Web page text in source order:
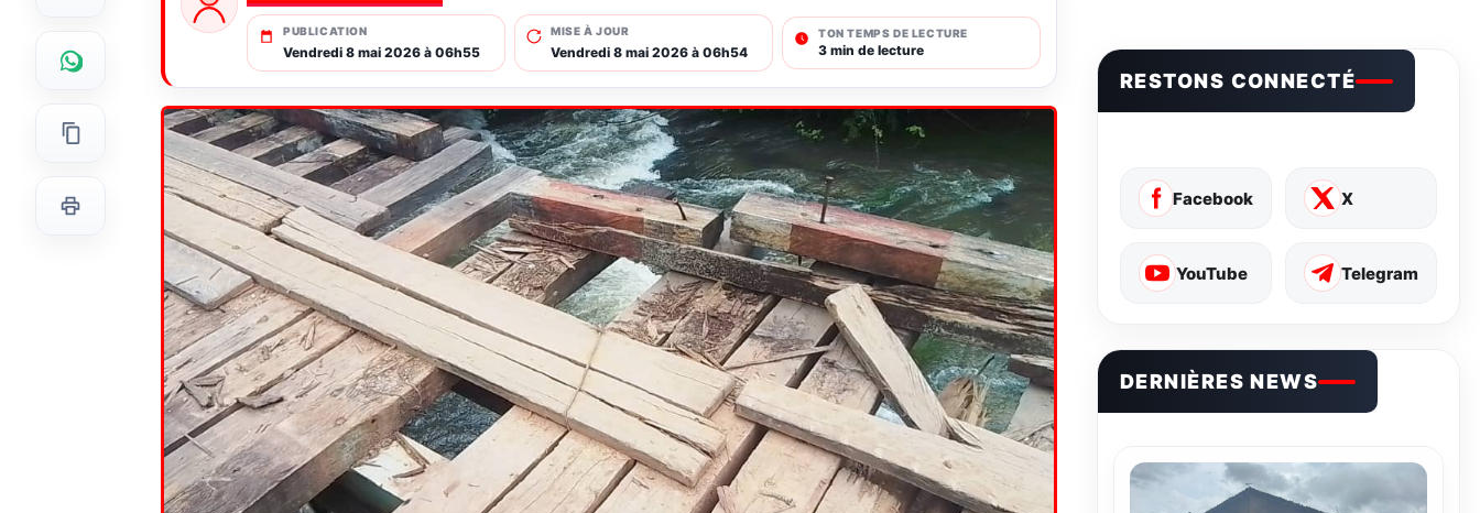
PUBLICATION
Vendredi 8 mai 2026 à 06h55
MISE À JOUR
Vendredi 8 mai 2026 à 06h54
TON TEMPS DE LECTURE
3 min de lecture
RESTONS CONNECTÉ
Facebook X
YouTube Telegram
DERNIÈRES NEWS